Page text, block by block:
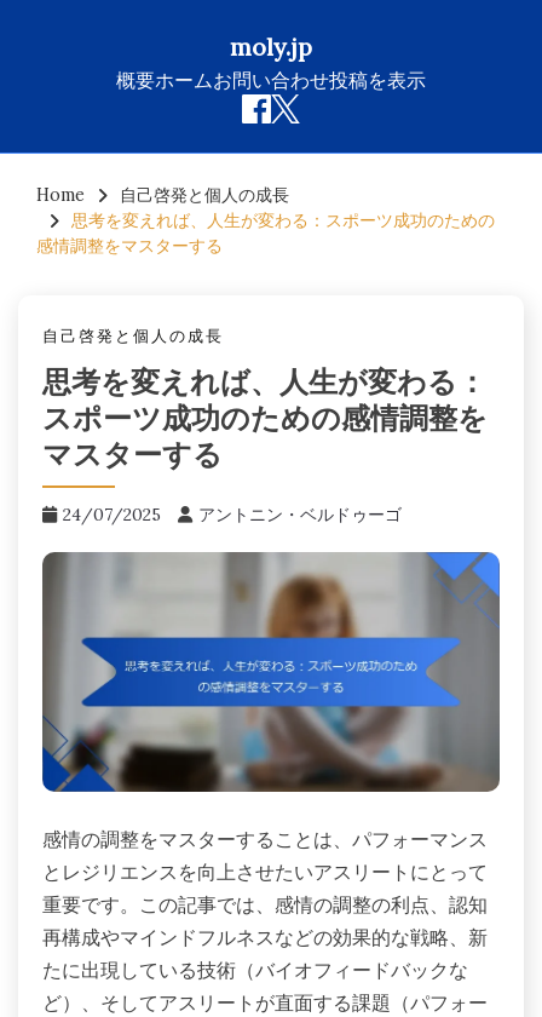
moly.jp
概要ホームお問い合わせ投稿を表示
content
Home
自己啓発と個人の成長
思考を変えれば、人生が変わる：スポーツ成功のための
感情調整をマスターする
自己啓発と個人の成長
思考を変えれば、人生が変わる：
スポーツ成功のための感情調整を
マスターする
24/07/2025 アントニン・ベルドゥーゴ
感情の調整をマスターすることは、パフォーマンス
とレジリエンスを向上させたいアスリートにとって
重要です。この記事では、感情の調整の利点、認知
再構成やマインドフルネスなどの効果的な戦略、新
たに出現している技術（バイオフィードバックな
ど）、そしてアスリートが直面する課題（パフォー